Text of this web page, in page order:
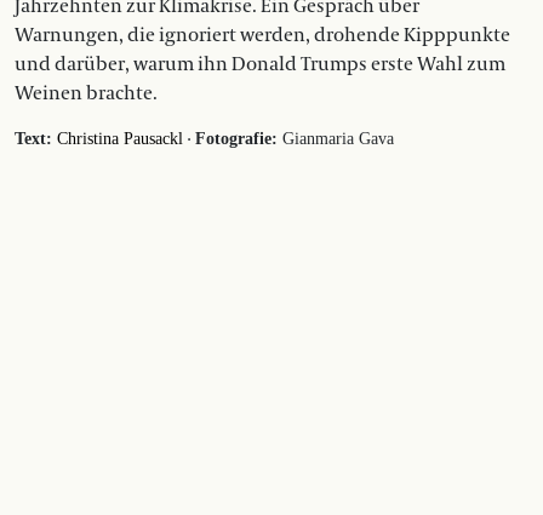
Jahrzehnten zur Klimakrise. Ein Gespräch über
Warnungen, die ignoriert werden, drohende Kipppunkte
und darüber, warum ihn Donald Trumps erste Wahl zum
Weinen brachte.
Text: Christina Pausackl · Fotografie: Gianmaria Gava